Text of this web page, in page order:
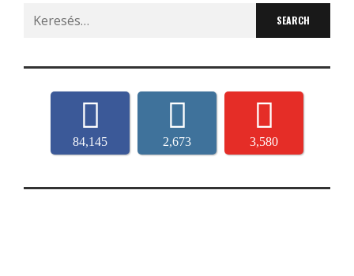
Search
for:
84,145 2,673 3,580